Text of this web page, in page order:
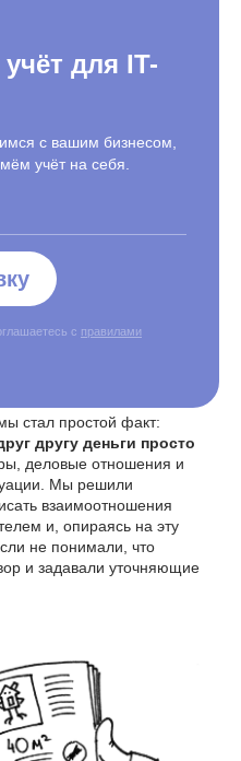
для IT-
с вашим бизнесом,
учёт на себя.
с правилами
стал простой факт:
другу деньги просто
деловые отношения и
Мы решили
взаимоотношения
и, опираясь на эту
не понимали, что
и задавали уточняющие